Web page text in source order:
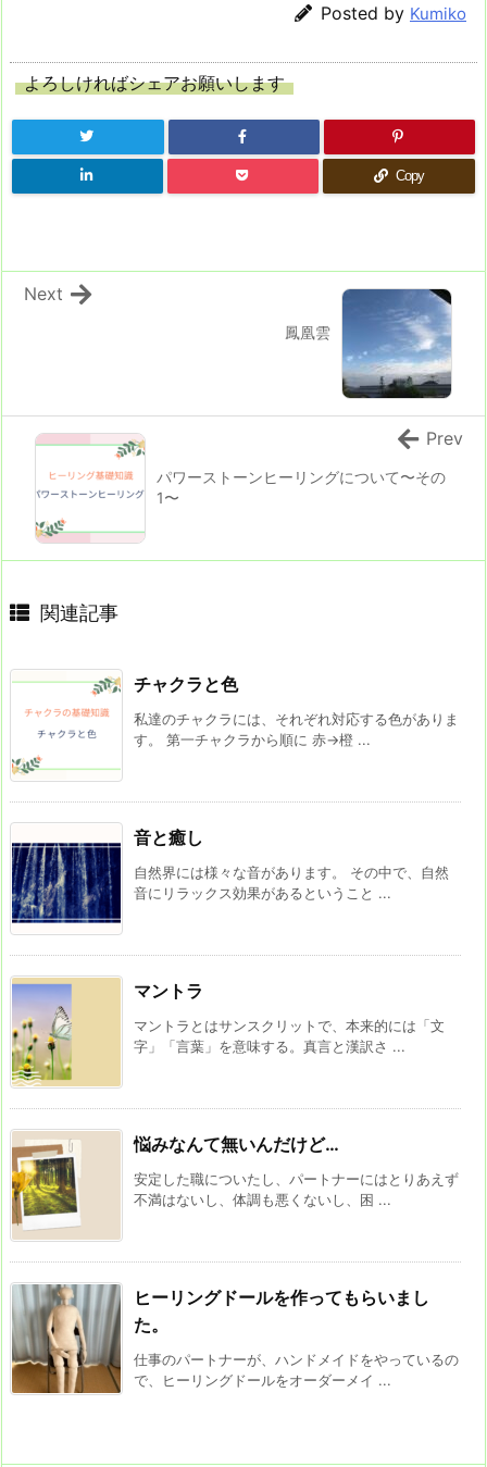
Posted by Kumiko
よろしければシェアお願いします
Copy
鳳凰雲
Next
パワーストーンヒーリングについて〜その
1〜
Prev
関連記事
チャクラと色
私達のチャクラには、それぞれ対応する色がありま
す。 第一チャクラから順に 赤→橙 ...
音と癒し
自然界には様々な音があります。 その中で、自然
音にリラックス効果があるということ ...
マントラ
マントラとはサンスクリットで、本来的には「文
字」「言葉」を意味する。真言と漢訳さ ...
悩みなんて無いんだけど…
安定した職についたし、パートナーにはとりあえず
不満はないし、体調も悪くないし、困 ...
ヒーリングドールを作ってもらいまし
た。
仕事のパートナーが、ハンドメイドをやっているの
で、ヒーリングドールをオーダーメイ ...